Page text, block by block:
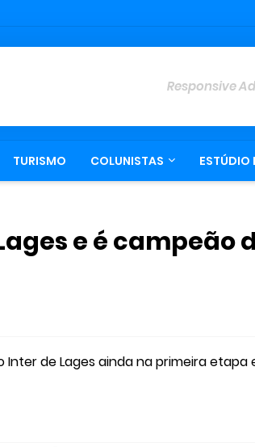
Responsive
TURISMO COLUNISTAS ESTÚDIO
e é campeão
de Lages ainda na primeira etapa